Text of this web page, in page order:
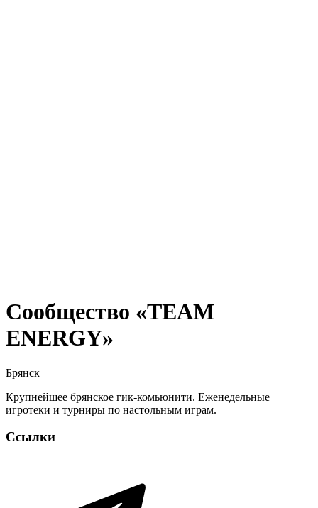
Сообщество «TEAM
ENERGY»
Брянск
Крупнейшее брянское гик-комьюнити. Еженедельные
игротеки и турниры по настольным играм.
Ссылки